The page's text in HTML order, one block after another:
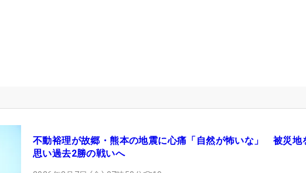
不動裕理が故郷・熊本の地震に心痛「自然が怖いな」 被災地
思い過去2勝の戦いへ